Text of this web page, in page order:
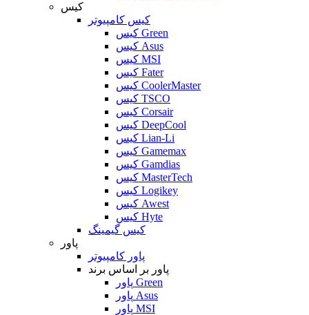
کیس
کیس کامپیوتر
کیس Green
کیس Asus
کیس MSI
کیس Fater
کیس CoolerMaster
کیس TSCO
کیس Corsair
کیس DeepCool
کیس Lian-Li
کیس Gamemax
کیس Gamdias
کیس MasterTech
کیس Logikey
کیس Awest
کیس Hyte
کیس گیمینگ
پاور
پاور کامپیوتر
پاور بر اساس برند
پاور Green
پاور Asus
پاور MSI